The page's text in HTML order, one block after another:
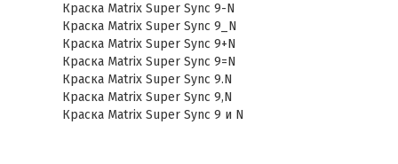
Краска Matrix Super Sync 9-N
Краска Matrix Super Sync 9_N
Краска Matrix Super Sync 9+N
Краска Matrix Super Sync 9=N
Краска Matrix Super Sync 9.N
Краска Matrix Super Sync 9,N
Краска Matrix Super Sync 9 и N